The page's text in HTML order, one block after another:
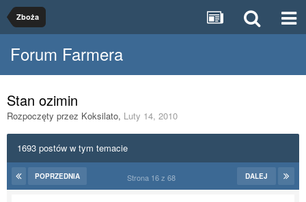
Zboża
Forum Farmera
Stan ozimin
Rozpoczęty przez Koksilato, Luty 14, 2010
1693 postów w tym temacie
POPRZEDNIA DALEJ
Strona 16 z 68